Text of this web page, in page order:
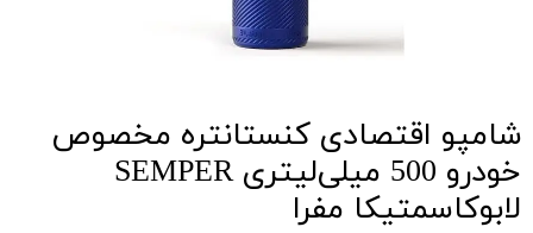
شامپو اقتصادی کنستانتره مخصوص
خودرو 500 میلی‌لیتری SEMPER
لابوکاسمتیکا مفرا